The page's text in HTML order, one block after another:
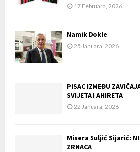
17 Februara, 2026
Namik Dokle
25 Januara, 2026
PISAC IZMEĐU
SVIJETA I AHIRETA
22 Januara, 2026
Misera Suljić Sijarić:
ZRNACA